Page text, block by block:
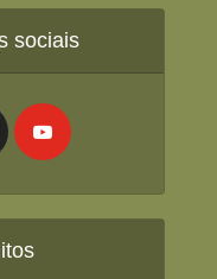
sociais